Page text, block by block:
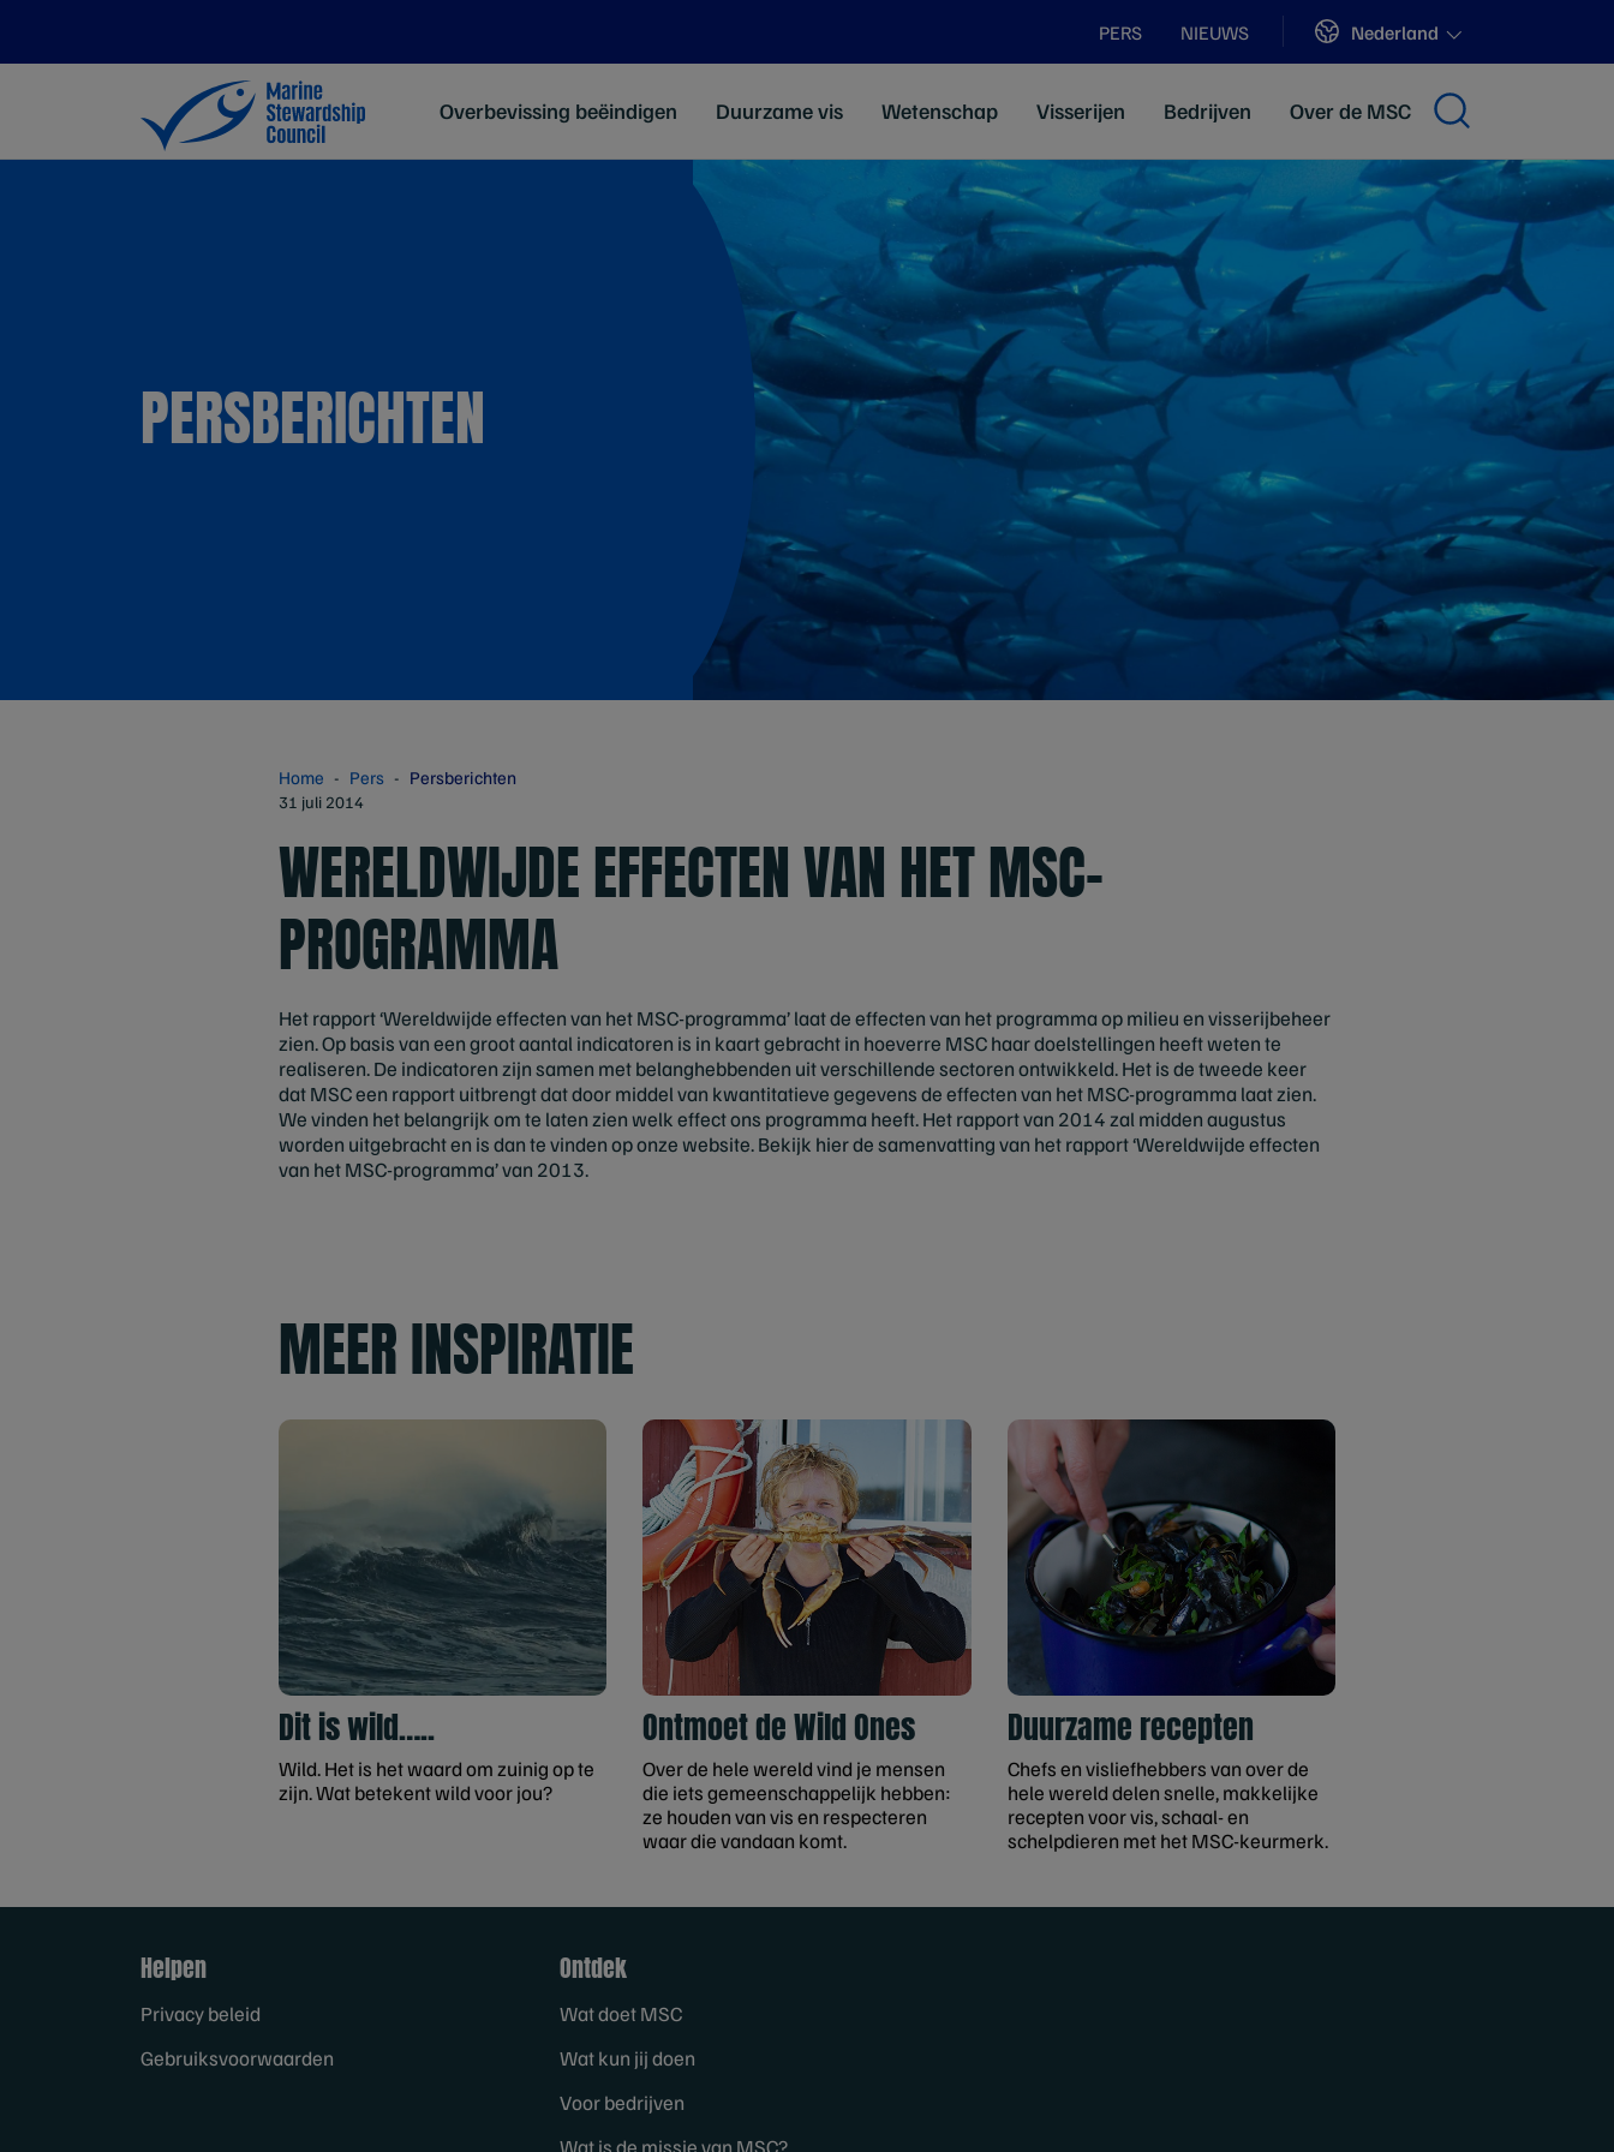
PERS NIEUWS Sites
Nederland
Overbevissing beëindigen Duurzame vis Wetenschap Visserijen Bedrijven Over de MSC
PERSBERICHTEN
Home Pers Persberichten
31 juli 2014
WERELDWIJDE EFFECTEN VAN HET MSC-
PROGRAMMA
Het rapport ‘Wereldwijde effecten van het MSC-programma’ laat de effecten van het programma op milieu en visserijbeheer
zien. Op basis van een groot aantal indicatoren is in kaart gebracht in hoeverre MSC haar doelstellingen heeft weten te
realiseren. De indicatoren zijn samen met belanghebbenden uit verschillende sectoren ontwikkeld. Het is de tweede keer
dat MSC een rapport uitbrengt dat door middel van kwantitatieve gegevens de effecten van het MSC-programma laat zien.
We vinden het belangrijk om te laten zien welk effect ons programma heeft. Het rapport van 2014 zal midden augustus
worden uitgebracht en is dan te vinden op onze website. Bekijk hier de samenvatting van het rapport ‘Wereldwijde effecten
van het MSC-programma’ van 2013.
MEER INSPIRATIE
Dit is wild…..
Wild. Het is het waard om zuinig op te
zijn. Wat betekent wild voor jou?
Ontmoet de Wild Ones
Over de hele wereld vind je mensen
die iets gemeenschappelijk hebben:
ze houden van vis en respecteren
waar die vandaan komt.
Duurzame recepten
Chefs en visliefhebbers van over de
hele wereld delen snelle, makkelijke
recepten voor vis, schaal- en
schelpdieren met het MSC-keurmerk.
Helpen
Privacy beleid
Gebruiksvoorwaarden
Ontdek
Wat doet MSC
Wat kun jij doen
Voor bedrijven
Wat is de missie van MSC?